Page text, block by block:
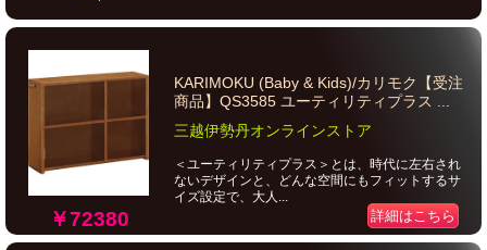
￥72380
KARIMOKU (Baby & Kids)/カリモク【受注
商品】QS3585 ユーティリティプラス ...
三越伊勢丹オンラインストア
＜ユーティリティプラス＞とは、時代に左右され
ないデザインと、どんな空間にもフィットするサ
イズ設定で、大人...
詳細はこちら